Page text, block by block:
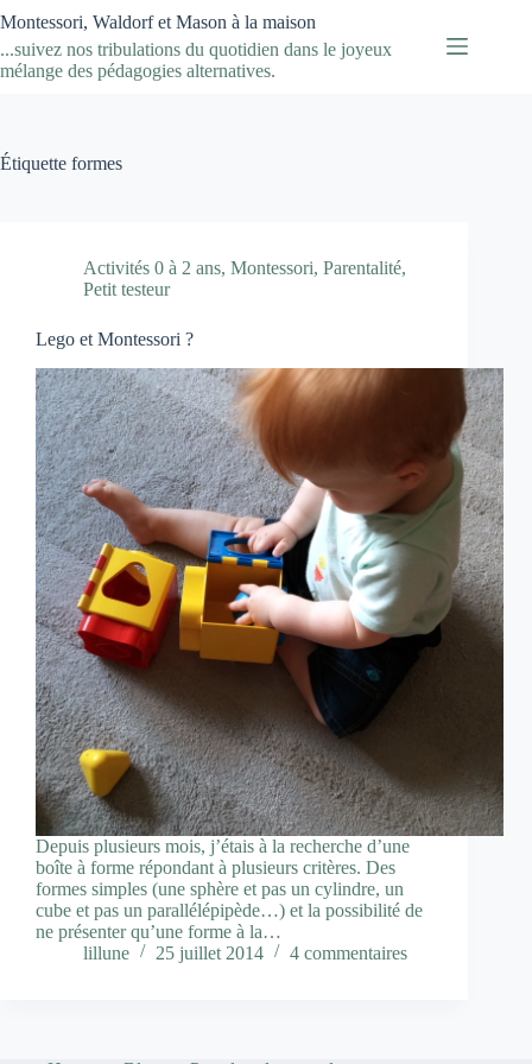
au
contenu
Montessori, Waldorf et Mason à la maison
...suivez nos tribulations du quotidien dans le joyeux
mélange des pédagogies alternatives.
Étiquette formes
Activités 0 à 2 ans, Montessori, Parentalité,
Petit testeur
Lego et Montessori ?
Depuis plusieurs mois, j’étais à la recherche d’une
boîte à forme répondant à plusieurs critères. Des
formes simples (une sphère et pas un cylindre, un
cube et pas un parallélépipède…) et la possibilité de
ne présenter qu’une forme à la…
lillune
25 juillet 2014 4 commentaires